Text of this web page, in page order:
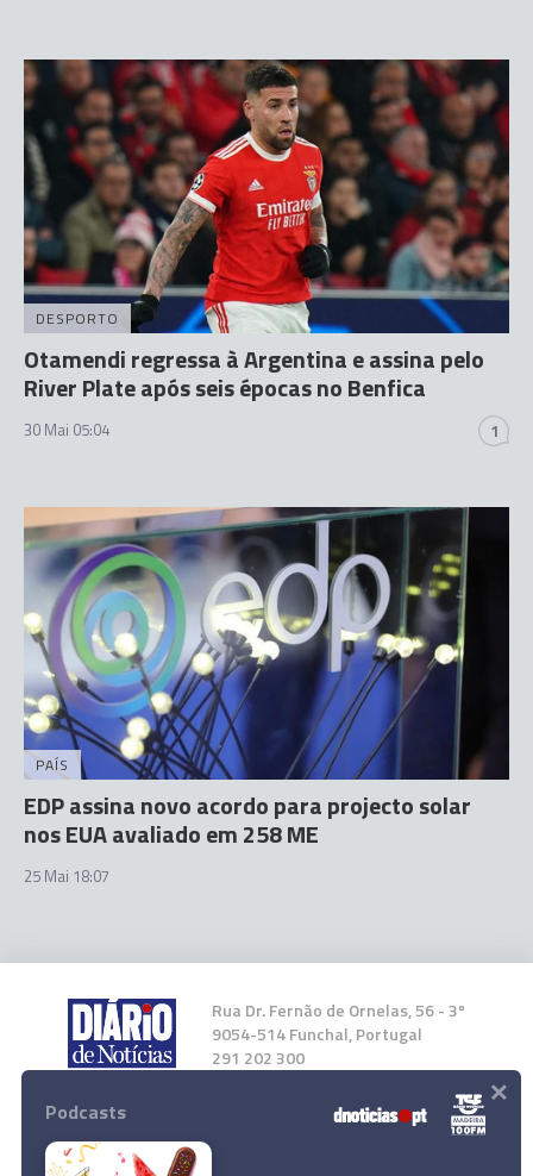
DESPORTO
Otamendi regressa à Argentina e assina pelo
River Plate após seis épocas no Benfica
30 Mai 05:04 1
PAÍS
EDP assina novo acordo para projecto solar
nos EUA avaliado em 258 ME
25 Mai 18:07
Rua Dr. Fernão de Ornelas, 56 - 3º
9054-514 Funchal, Portugal
291 202 300
Instale a nossa App
Podcasts ×